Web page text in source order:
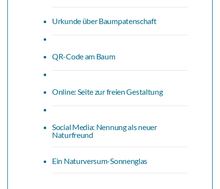
Urkunde über Baumpatenschaft
QR-Code am Baum
Online: Seite zur freien Gestaltung
Social Media: Nennung als neuer
Naturfreund
Ein Naturversum-Sonnenglas